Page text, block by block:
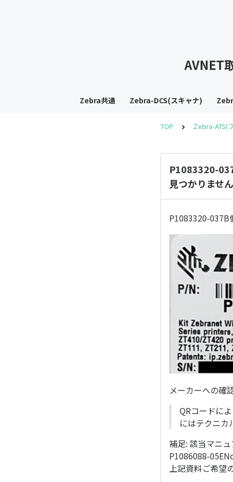
AVNET
Zebra共通 Zebra-DCS(スキャナ)
TOP Zebra-ATS(
P1083320-
見つかりません
P1083320-037B
メーカーへの確
QRコードに
にはテクニカ
補足: 該当マニ
P1086088-
上記資料ご希望